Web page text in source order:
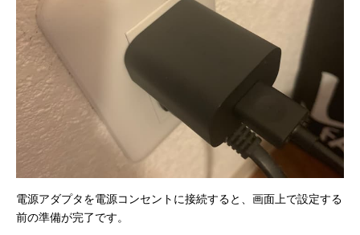
電源アダプタを電源コンセントに接続すると、画面上で設定する
前の準備が完了です。